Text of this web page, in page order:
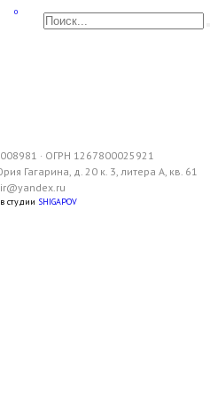
0
Search
for:
· ОГРН 1267800025921
Гагарина, д. 20 к. 3, литера А, кв. 61
студии SHIGAPOV